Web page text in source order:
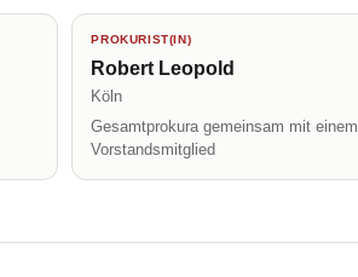
PROKURIST(IN)
Robert Leopold
Köln
Gesamtprokura gemeinsam mit einem
Vorstandsmitglied